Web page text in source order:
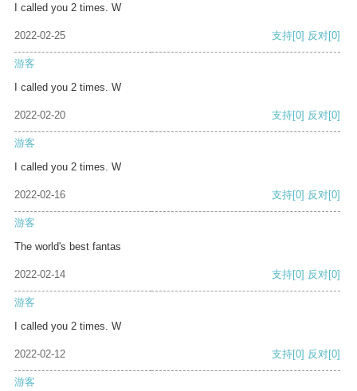
I called you 2 times. W
2022-02-25 支持[0] 反对[0]
游客
I called you 2 times. W
2022-02-20 支持[0] 反对[0]
游客
I called you 2 times. W
2022-02-16 支持[0] 反对[0]
游客
The world's best fantas
2022-02-14 支持[0] 反对[0]
游客
I called you 2 times. W
2022-02-12 支持[0] 反对[0]
游客